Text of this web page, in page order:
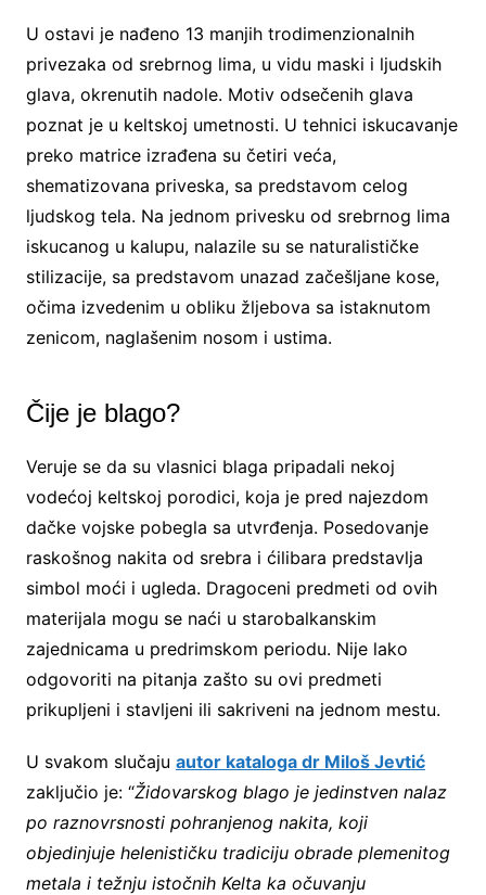
U ostavi je nađeno 13 manjih trodimenzionalnih
privezaka od srebrnog lima, u vidu maski i ljudskih
glava, okrenutih nadole. Motiv odsečenih glava
poznat je u keltskoj umetnosti. U tehnici iskucavanje
preko matrice izrađena su četiri veća,
shematizovana priveska, sa predstavom celog
ljudskog tela. Na jednom privesku od srebrnog lima
iskucanog u kalupu, nalazile su se naturalističke
stilizacije, sa predstavom unazad začešljane kose,
očima izvedenim u obliku žljebova sa istaknutom
zenicom, naglašenim nosom i ustima.
Čije je blago?
Veruje se da su vlasnici blaga pripadali nekoj
vodećoj keltskoj porodici, koja je pred najezdom
dačke vojske pobegla sa utvrđenja. Posedovanje
raskošnog nakita od srebra i ćilibara predstavlja
simbol moći i ugleda. Dragoceni predmeti od ovih
materijala mogu se naći u starobalkanskim
zajednicama u predrimskom periodu. Nije lako
odgovoriti na pitanja zašto su ovi predmeti
prikupljeni i stavljeni ili sakriveni na jednom mestu.
U svakom slučaju autor kataloga dr Miloš Jevtić
zaključio je: “Židovarskog blago je jedinstven nalaz
po raznovrsnosti pohranjenog nakita, koji
objedinjuje helenističku tradiciju obrade plemenitog
metala i težnju istočnih Kelta ka očuvanju